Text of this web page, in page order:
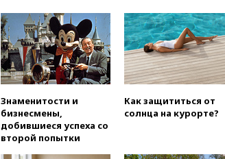
сбила еще 281 украинский
беспилотник над Россией
вчера, 20:27Ямпольская
призвала оптимизировать
олимпиады для поступления в
вчера, 20:15 Минтранс
предложил оплачивать
Знаменитости и
бизнесмены,
добившиеся успеха со
второй попытки
Как защититься от
солнца на курорте?